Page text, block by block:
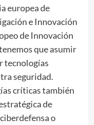
europea de
e Innovación
de Innovación
que asumir
tecnologías
seguridad.
críticas también
de
o